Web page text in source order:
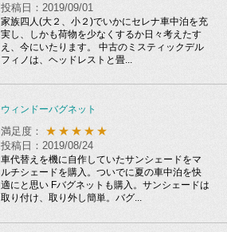
投稿日：2019/09/01
家族四人(大２、小２)でいかにセレナ車中泊を充
実し、しかも荷物を少なくするか日々考えたす
え、今にいたります。 中古のミスティックデル
フィノは、ヘッドレストと畳...
ウィンドーバグネット
満足度： ★★★★★
投稿日：2019/08/24
車代替えを機に自作していたサンシェードをマ
ルチシェードを購入。ついでに夏の車中泊を快
適にと思い Fバグネットも購入。サンシェードは
取り付け、取り外し簡単。バグ...